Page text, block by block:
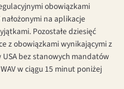
obowiązkami
na aplikacje
Pozostałe dziesięć
z obowiązkami wynikającymi z
USA bez stanowych mandatów
w ciągu 15 minut poniżej